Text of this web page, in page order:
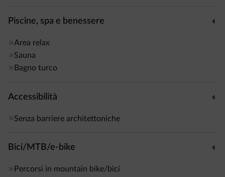
A 700 mt si trova la località di San Vigilio di Marebbe,
ristoranti.
Piscine, spa e benessere
Area relax
Sauna
Bagno turco
Accessibilità
Senza barriere architettoniche
Bici/MTB/e-bike
Percorsi in mountain bike/bici